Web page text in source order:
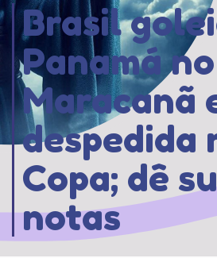
Brasil
Panamá no
Maracanã
despedida
Copa; dê
notas